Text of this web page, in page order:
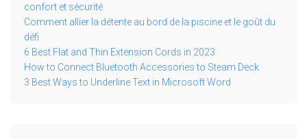
confort et sécurité
Comment allier la détente au bord de la piscine et le goût du
défi
6 Best Flat and Thin Extension Cords in 2023
How to Connect Bluetooth Accessories to Steam Deck
3 Best Ways to Underline Text in Microsoft Word